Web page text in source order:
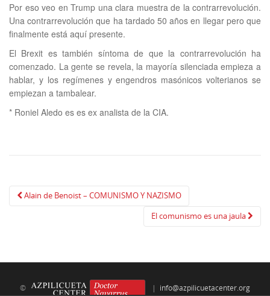
Por eso veo en Trump una clara muestra de la contrarrevolución.
Una contrarrevolución que ha tardado 50 años en llegar pero que
finalmente está aquí presente.
El Brexit es también síntoma de que la contrarrevolución ha
comenzado. La gente se revela, la mayoría silenciada empieza a
hablar, y los regímenes y engendros masónicos volterianos se
empiezan a tambalear.
* Roniel Aledo es es ex analista de la CIA.
Navegación
Alain de Benoist – COMUNISMO Y NAZISMO
El comunismo es una jaula
© | info@azpilicuetacenter.org